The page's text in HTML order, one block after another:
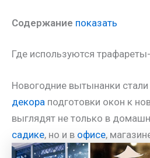
Содержание показать
Где используются
Новогодние вытынанки
декора подготовки окон к
выглядят не только в
садике, но и в офисе,